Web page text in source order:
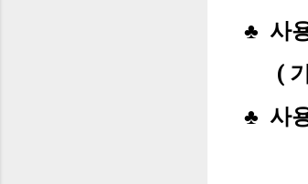
♣ 사
( 기
♣ 사